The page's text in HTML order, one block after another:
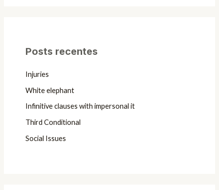
Posts recentes
Injuries
White elephant
Infinitive clauses with impersonal it
Third Conditional
Social Issues